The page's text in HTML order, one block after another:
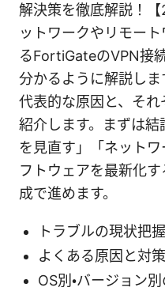
解決策を徹底解説！
ットワークやリモー
るFortiGateのVPN接
分かるように解説し
代表的な原因と、そ
紹介します。まずは
を見直す」「ネット
フトウェアを最新化
成で進めます。
トラブルの現状把
よくある原因と対
OS別・バージョン